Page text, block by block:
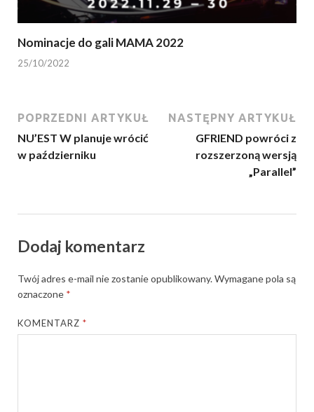
Nominacje do gali MAMA 2022
25/10/2022
POPRZEDNI ARTYKUŁ
NU’EST W planuje wrócić
w październiku
NASTĘPNY ARTYKUŁ
GFRIEND powróci z
rozszerzoną wersją
„Parallel”
Dodaj komentarz
Twój adres e-mail nie zostanie opublikowany.Wymagane pola są
oznaczone *
KOMENTARZ*